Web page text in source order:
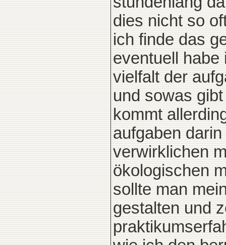
dies nicht so
ich finde das
eventuell habe
vielfalt der
und sowas
kommt
aufgaben
verwirklichen
ökologischen
sollte man
gestalten und